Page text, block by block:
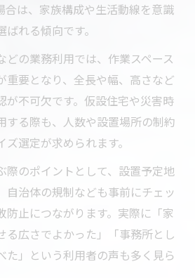
合は、家族構成や生活動線を意識
れる傾向です。
どの業務利用では、作業スペース
重要となり、全長や幅、高さなど
が不可欠です。仮設住宅や災害時
する際も、人数や設置場所の制約
選定が求められます。
際のポイントとして、設置予定地
自治体の規制なども事前にチェッ
防止につながります。実際に「家
る広さでよかった」「事務所とし
た」という利用者の声も多く見ら